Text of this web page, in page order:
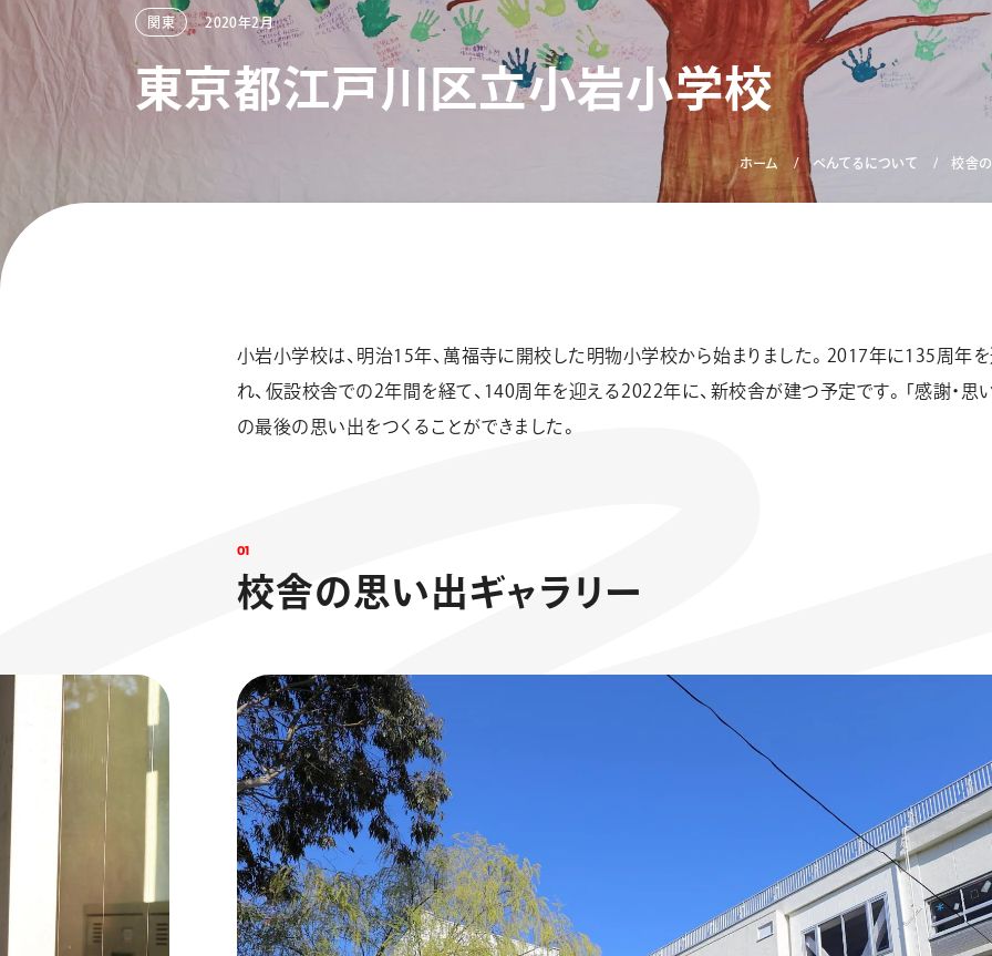
関東 2020年2月
東京都江戸川区立小岩小学校
ホーム ぺんてるについて 校舎
小岩小学校は、明治15年、萬福寺に開校した明物小学校から始まりました。2017年に135周年
れ、仮設校舎での2年間を経て、140周年を迎える2022年に、新校舎が建つ予定です。「感謝・思
の最後の思い出をつくることができました。
01
校舎の思い出ギャラ リー